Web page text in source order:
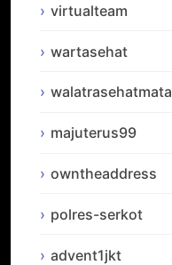
virtualteam
wartasehat
walatrasehatmata
majuterus99
owntheaddress
polres-serkot
advent1jkt